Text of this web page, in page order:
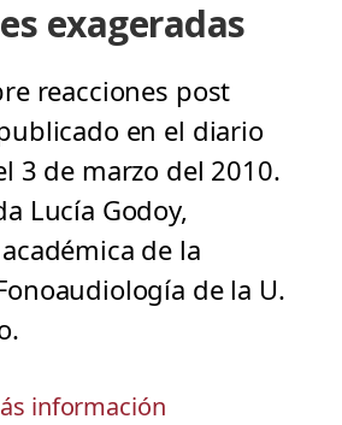
exageradas
reacciones post
en el diario
3 de marzo del 2010.
Lucía Godoy,
de la
de la U.
información